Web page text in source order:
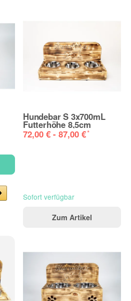
Hundebar S 3x700mL
Futterhöhe 8,5cm
72,00 € - 87,00 €*
Sofort verfügbar
Zum Artikel